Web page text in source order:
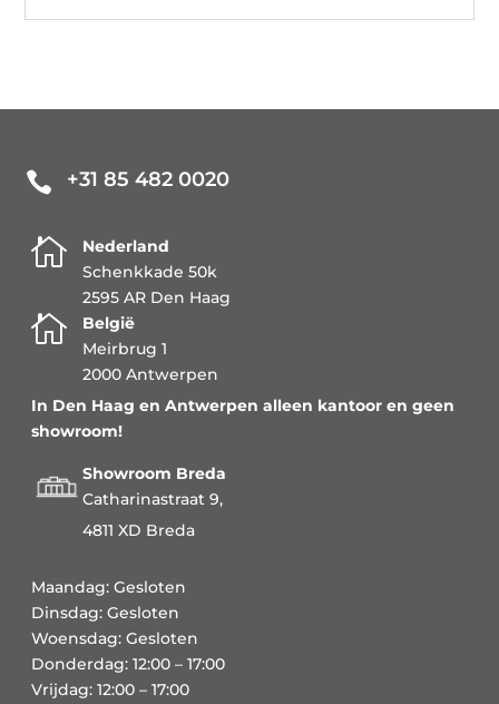
 +31 85 482 0020

Nederland
Schenkkade 50k
2595 AR Den Haag

België
Meirbrug 1
2000 Antwerpen
In Den Haag en Antwerpen alleen kantoor en geen
showroom!
Showroom Breda
Catharinastraat 9,
4811 XD Breda
Maandag: Gesloten
Dinsdag: Gesloten
Woensdag: Gesloten
Donderdag: 12:00 – 17:00
Vrijdag: 12:00 – 17:00